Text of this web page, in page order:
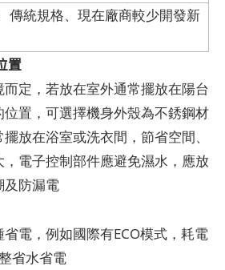
傳統規格、現在廠商較少開發新
置
定，若放在室外通常擺放在陽台
置，可選擇機身外殼為不銹鋼材
放在浴室或洗衣間，節省空間、
電子控制部件應避免濕水，應放
及防漏電
電，例如國際有ECO模式，耗電
省水省電